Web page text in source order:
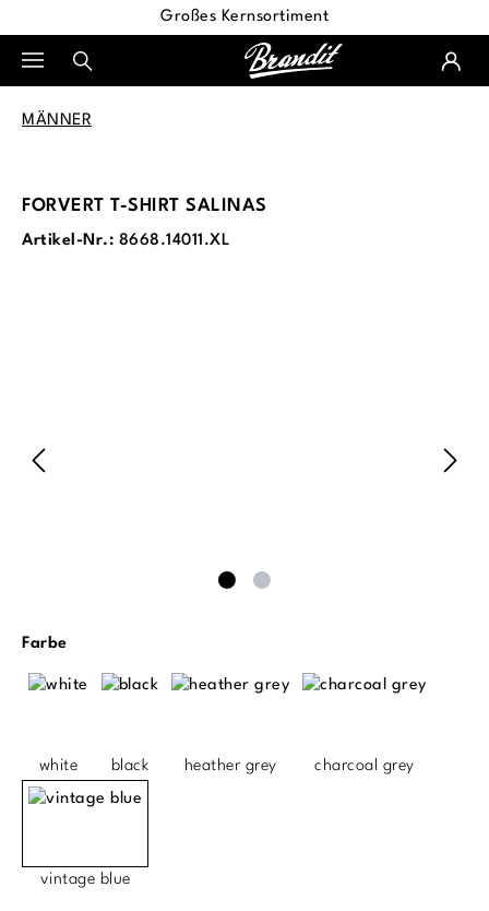
Großes Kernsortiment
MÄNNER
FORVERT T-SHIRT SALINAS
Artikel-Nr.: 8668.14011.XL
Farbeauswählen
white black heather grey charcoal grey
vintage blue